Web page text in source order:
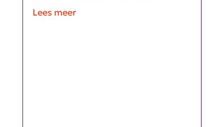
Lees meer